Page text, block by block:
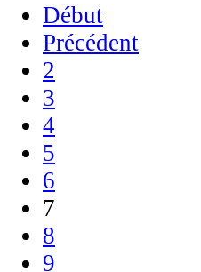
Début
Précédent
2
3
4
5
6
7
8
9